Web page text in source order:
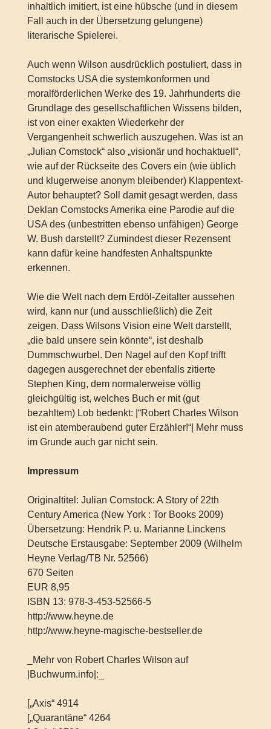
inhaltlich imitiert, ist eine hübsche (und in diesem
Fall auch in der Übersetzung gelungene)
literarische Spielerei.
Auch wenn Wilson ausdrücklich postuliert, dass in
Comstocks USA die systemkonformen und
moralförderlichen Werke des 19. Jahrhunderts die
Grundlage des gesellschaftlichen Wissens bilden,
ist von einer exakten Wiederkehr der
Vergangenheit schwerlich auszugehen. Was ist an
„Julian Comstock“ also „visionär und hochaktuell“,
wie auf der Rückseite des Covers ein (wie üblich
und klugerweise anonym bleibender) Klappentext-
Autor behauptet? Soll damit gesagt werden, dass
Deklan Comstocks Amerika eine Parodie auf die
USA des (unbestritten ebenso unfähigen) George
W. Bush darstellt? Zumindest dieser Rezensent
kann dafür keine handfesten Anhaltspunkte
erkennen.
Wie die Welt nach dem Erdöl-Zeitalter aussehen
wird, kann nur (und ausschließlich) die Zeit
zeigen. Dass Wilsons Vision eine Welt darstellt,
„die bald unsere sein könnte“, ist deshalb
Dummschwurbel. Den Nagel auf den Kopf trifft
dagegen ausgerechnet der ebenfalls zitierte
Stephen King, dem normalerweise völlig
gleichgültig ist, welches Buch er mit (gut
bezahltem) Lob bedenkt: |“Robert Charles Wilson
ist ein atemberaubend guter Erzähler!“| Mehr muss
im Grunde auch gar nicht sein.
Impressum
Originaltitel: Julian Comstock: A Story of 22th
Century America (New York : Tor Books 2009)
Übersetzung: Hendrik P. u. Marianne Linckens
Deutsche Erstausgabe: September 2009 (Wilhelm
Heyne Verlag/TB Nr. 52566)
670 Seiten
EUR 8,95
ISBN 13: 978-3-453-52566-5
http://www.heyne.de
http://www.heyne-magische-bestseller.de
_Mehr von Robert Charles Wilson auf
|Buchwurm.info|:_
[„Axis“ 4914
[„Quarantäne“ 4264